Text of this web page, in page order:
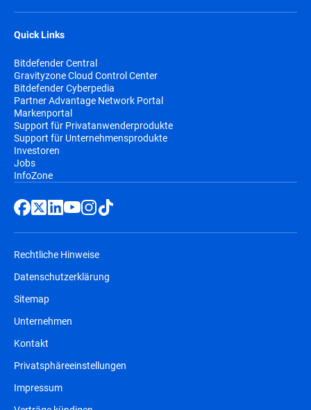
Quick Links
Bitdefender Central
Gravityzone Cloud Control Center
Bitdefender Cyberpedia
Partner Advantage Network Portal
Markenportal
Support für Privatanwenderprodukte
Support für Unternehmensprodukte
Investoren
Jobs
InfoZone
Rechtliche Hinweise
Datenschutzerklärung
Sitemap
Unternehmen
Kontakt
Privatsphäreeinstellungen
Impressum